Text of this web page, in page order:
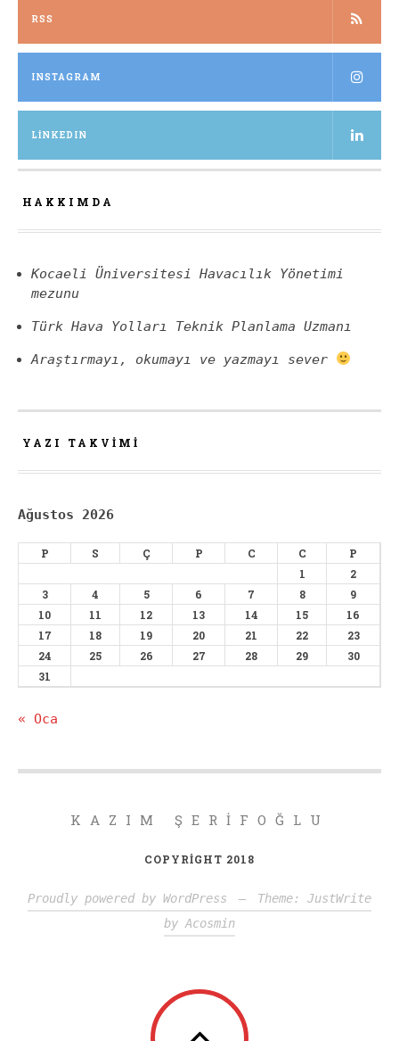
RSS
INSTAGRAM
LINKEDIN
HAKKIMDA
Kocaeli Üniversitesi Havacılık Yönetimi
mezunu
Türk Hava Yolları Teknik Planlama Uzmanı
Araştırmayı, okumayı ve yazmayı sever
YAZI TAKVIMI
Ağustos 2026
P S Ç P C C
P
1
2
3
4 5 6 7 8
9
10
11 12 13 14 15
16
17
18 19 20 21 22
23
24
25 26 27 28 29
30
31
« Oca
KAZIM ŞERIFOĞLU
COPYRIGHT 2018
Proudly powered by WordPress —
Theme: JustWrite
by Acosmin